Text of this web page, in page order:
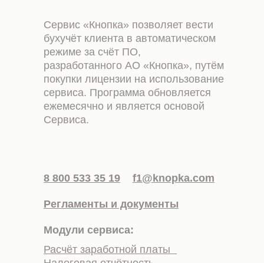
8 800 533 35 19 f1@knopka.com
Регламенты и документы
Модули сервиса:
Расчёт заработной платы
Сервис «Кнопка» позволяет вести
бухучёт клиента в автоматическом
режиме за счёт ПО,
разработанного АО «Кнопка», путём
покупки лицензии на использование
сервиса. Программа обновляется
ежемесячно и является основой
Сервиса.